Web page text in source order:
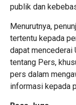
publik dan
Menurutnya,
tertentu kepada
dapat mencederai
tentang Pers,
pers dalam
informasi kepada